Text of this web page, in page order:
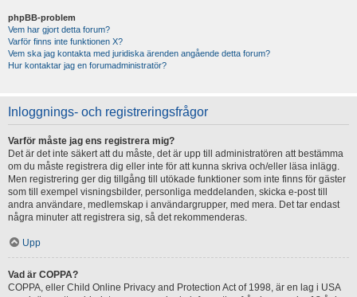
phpBB-problem
Vem har gjort detta forum?
Varför finns inte funktionen X?
Vem ska jag kontakta med juridiska ärenden angående detta forum?
Hur kontaktar jag en forumadministratör?
Inloggnings- och registreringsfrågor
Varför måste jag ens registrera mig?
Det är det inte säkert att du måste, det är upp till administratören att bestämma
om du måste registrera dig eller inte för att kunna skriva och/eller läsa inlägg.
Men registrering ger dig tillgång till utökade funktioner som inte finns för gäster
som till exempel visningsbilder, personliga meddelanden, skicka e-post till
andra användare, medlemskap i användargrupper, med mera. Det tar endast
några minuter att registrera sig, så det rekommenderas.
Upp
Vad är COPPA?
COPPA, eller Child Online Privacy and Protection Act of 1998, är en lag i USA